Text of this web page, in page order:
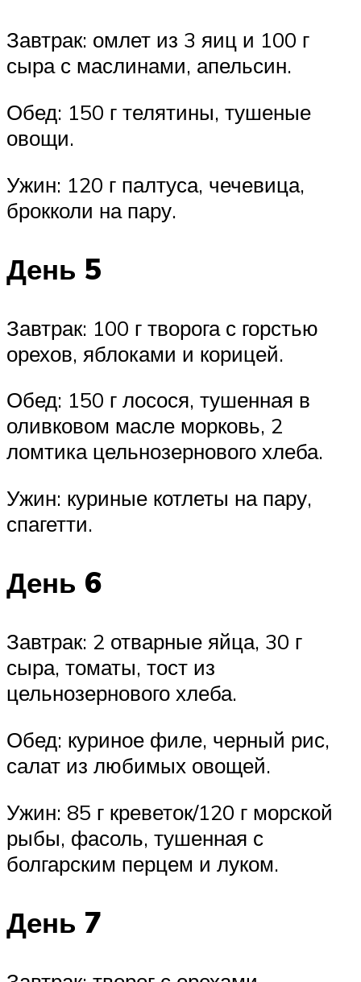
Завтрак: омлет из 3 яиц и 100 г
сыра с маслинами, апельсин.
Обед: 150 г телятины, тушеные
овощи.
Ужин: 120 г палтуса, чечевица,
брокколи на пару.
День 5
Завтрак: 100 г творога с горстью
орехов, яблоками и корицей.
Обед: 150 г лосося, тушенная в
оливковом масле морковь, 2
ломтика цельнозернового хлеба.
Ужин: куриные котлеты на пару,
спагетти.
День 6
Завтрак: 2 отварные яйца, 30 г
сыра, томаты, тост из
цельнозернового хлеба.
Обед: куриное филе, черный рис,
салат из любимых овощей.
Ужин: 85 г креветок/120 г морской
рыбы, фасоль, тушенная с
болгарским перцем и луком.
День 7